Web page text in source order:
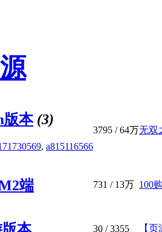
版本(3)
, a815116566
3795 /64万无双
端 731 / 13万 100
本 30 / 3355 【